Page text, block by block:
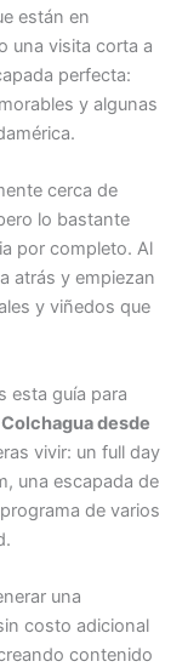
están en
una visita corta a
perfecta:
y algunas
cerca de
lo bastante
por completo. Al
atrás y empiezan
y viñedos que
esta guía para
desde
vivir: un full day
una escapada de
de varios
una
costo adicional
contenido